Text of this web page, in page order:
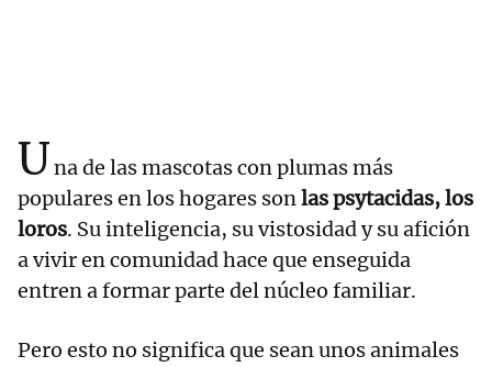
Una de las mascotas con plumas más
populares en los hogares sonlas psytacidas, los
loros. Su inteligencia, su vistosidad y su afición
a vivir en comunidad hace que enseguida
entren a formar parte del núcleo familiar.
Pero esto no significa que sean unos animales